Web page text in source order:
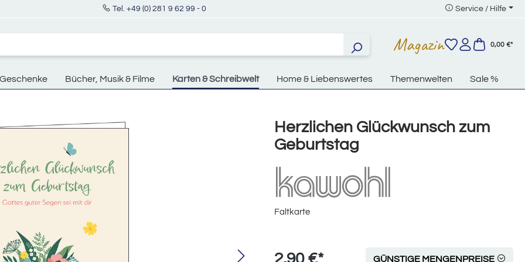
Tel. +49 (0) 281 9 62 99 - 0 Service / Hilfe
Magazin 0,00 €*
Geschenke Bücher, Musik & Filme Karten & Schreibwelt Home & Liebenswertes Themenwelten Sale %
Herzlichen Glückwunsch zum
Geburtstag
Faltkarte
GÜNSTIGE MENGENPREISE